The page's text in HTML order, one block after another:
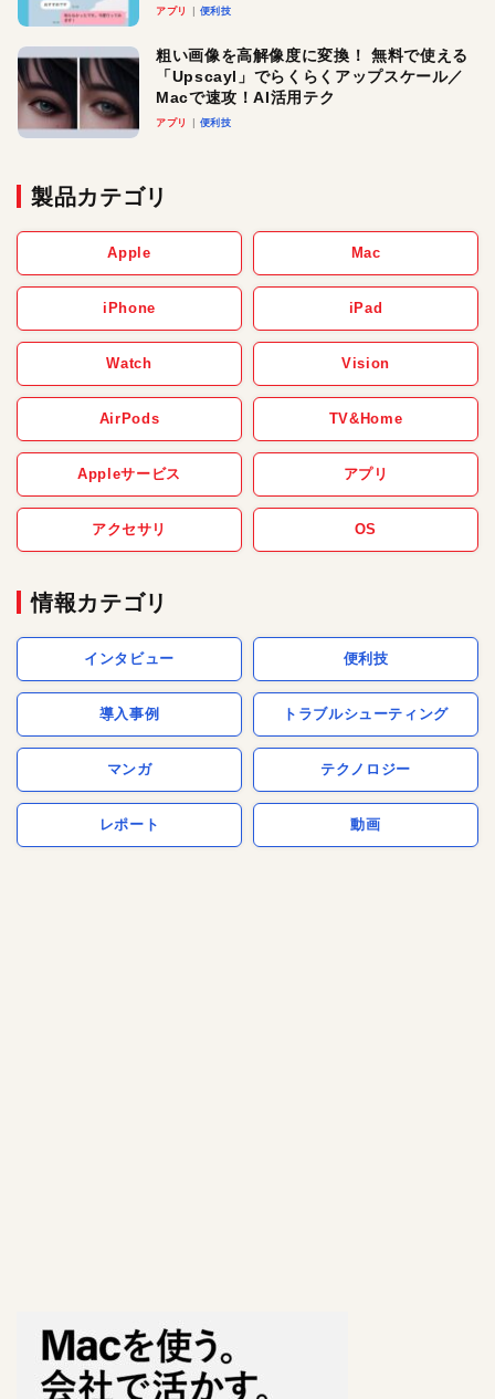
アプリ 便利技
粗い画像を高解像度に変換！ 無料で使える
「Upscayl」でらくらくアップスケール／
Macで速攻！AI活用テク
アプリ 便利技
製品カテゴリ
Apple Mac
iPhone iPad
Watch Vision
AirPods TV&Home
Appleサービス アプリ
アクセサリ OS
情報カテゴリ
インタビュー 便利技
導入事例 トラブルシューティング
マンガ テクノロジー
レポート 動画